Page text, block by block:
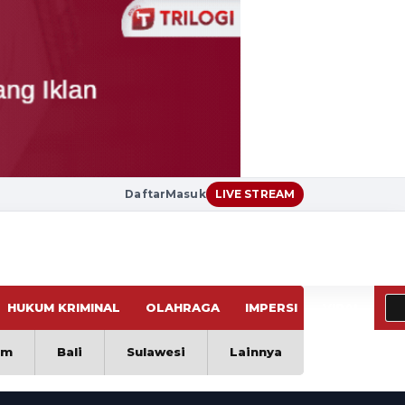
DaftarMasuk LIVE STREAM
HUKUM KRIMINAL OLAHRAGA IMPERSI
Bali Sulawesi Lainnya